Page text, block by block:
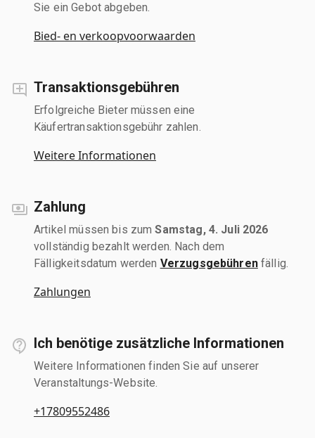
Sie ein Gebot abgeben.
Bied- en verkoopvoorwaarden
Transaktionsgebühren
Erfolgreiche Bieter müssen eine
Käufertransaktionsgebühr zahlen.
Weitere Informationen
Zahlung
Artikel müssen bis zumSamstag, 4. Juli 2026
vollständig bezahlt werden. Nach dem
Fälligkeitsdatum werden Verzugsgebührenfällig.
Zahlungen
Ich benötige zusätzliche Informationen
Weitere Informationen finden Sie auf unserer
Veranstaltungs-Website.
+17809552486